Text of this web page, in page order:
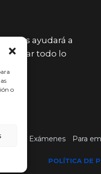
o
nos ayudará a
lograr todo lo
Exámenes Para
POLÍTICA DE